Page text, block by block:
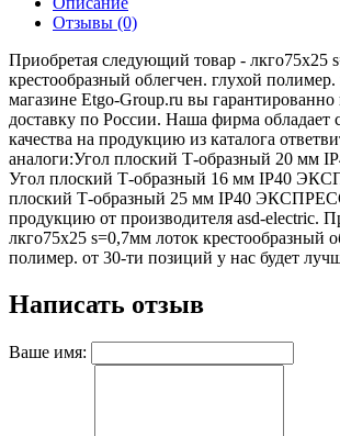
Отзывы (0)
Приобретая следующий товар - лкго75х25
крестообразный облегчен. глухой
магазине Etgo-Group.ru вы
доставку по России. Наша фирма обладает
качества на продукцию из каталога
аналоги:Угол плоский Т-образный 20 мм
Угол плоский Т-образный 16 мм IP40
плоский Т-образный 25 мм IP40
продукцию от производителя asd-electric.
лкго75х25 s=0,7мм лоток крестообразный
полимер. от 30-ти позиций у нас будет
Написать отзыв
Ваше имя: